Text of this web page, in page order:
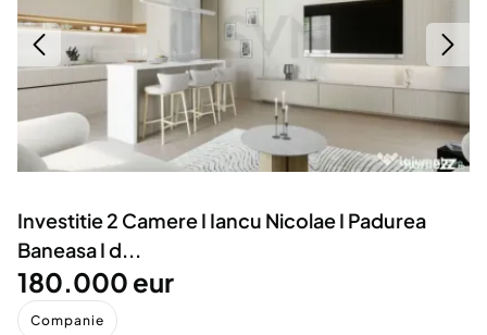
Servicii
Animale de companie
Afaceri și echipamente profesionale
Inchiriere Bunuri si Vehicule
Utilaje agricole si industriale
Piese auto si accesorii
Dacia Duster
Investitie 2 Camere I Iancu Nicolae I Padurea
Baneasa I d...
180.000 eur
Companie